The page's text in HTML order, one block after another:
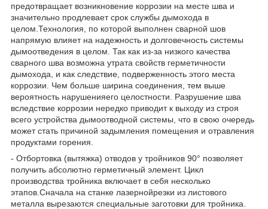
предотвращает возникновение коррозии на месте шва и
значительно продлевает срок службы дымохода в
целом.Технология, по которой выполнен сварной шов
напрямую влияет на надежность и долговечность системы
дымоотведения в целом. Так как из-за низкого качества
сварного шва возможна утрата свойств герметичности
дымохода, и как следствие, подверженность этого места
коррозии. Чем больше ширина соединения, тем выше
вероятность нарушенияего целостности. Разрушение шва
вследствие коррозии нередко приводит к выходу из строя
всего устройства дымоотводной системы, что в свою очередь
может стать причиной задымления помещения и отравления
продуктами горения.
- Отбортовка (вытяжка) отводов у тройников 90° позволяет
получить абсолютно герметичный элемент. Цикл
производства тройника включает в себя несколько
этапов.Сначала на станке лазернойрезки из листового
металла вырезаются специальные заготовки для тройника.